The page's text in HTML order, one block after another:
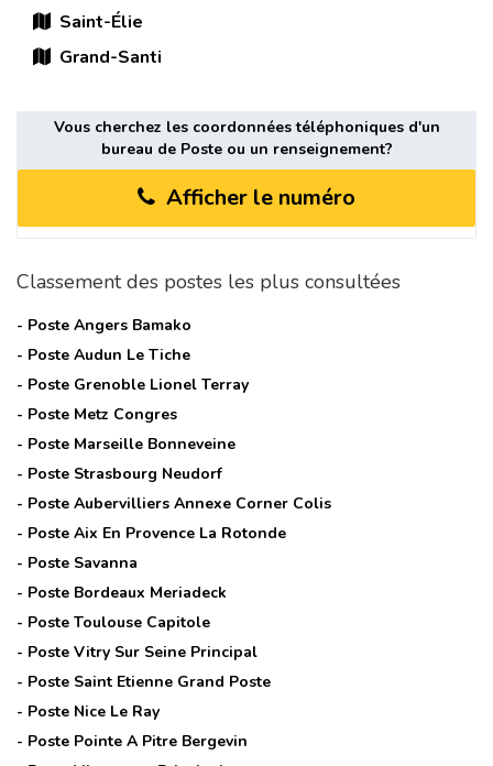
Saint-Élie
Grand-Santi
Vous cherchez les coordonnées téléphoniques d'un
bureau de Poste ou un renseignement?
Afficher le numéro
Classement des postes les plus consultées
- Poste Angers Bamako
- Poste Audun Le Tiche
- Poste Grenoble Lionel Terray
- Poste Metz Congres
- Poste Marseille Bonneveine
- Poste Strasbourg Neudorf
- Poste Aubervilliers Annexe Corner Colis
- Poste Aix En Provence La Rotonde
- Poste Savanna
- Poste Bordeaux Meriadeck
- Poste Toulouse Capitole
- Poste Vitry Sur Seine Principal
- Poste Saint Etienne Grand Poste
- Poste Nice Le Ray
- Poste Pointe A Pitre Bergevin